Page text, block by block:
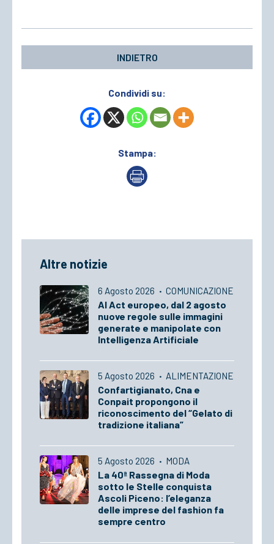
INDIETRO
Condividi su:
Stampa:
Altre notizie
6 Agosto 2026 · COMUNICAZIONE
AI Act europeo, dal 2 agosto
nuove regole sulle immagini
generate e manipolate con
Intelligenza Artificiale
5 Agosto 2026 · ALIMENTAZIONE
Confartigianato, Cna e
Conpait propongono il
riconoscimento del “Gelato di
tradizione italiana”
5 Agosto 2026 · MODA
La 40ª Rassegna di Moda
sotto le Stelle conquista
Ascoli Piceno: l’eleganza
delle imprese del fashion fa
sempre centro